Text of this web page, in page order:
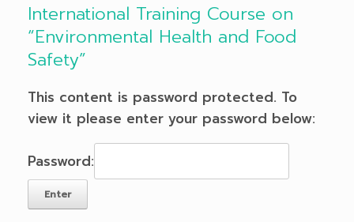
International Training Course on
“Environmental Health and Food
Safety”
This content is password protected. To
view it please enter your password below:
Password: